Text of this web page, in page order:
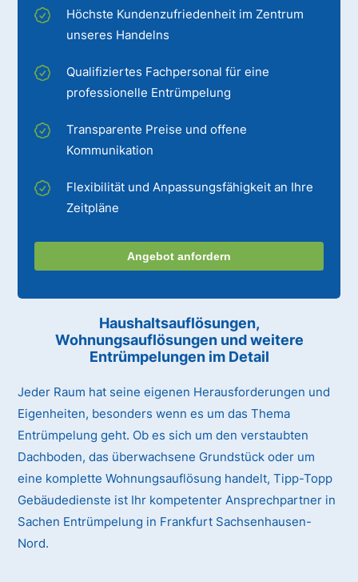
Höchste Kundenzufriedenheit im Zentrum
unseres Handelns
Qualifiziertes Fachpersonal für eine
professionelle Entrümpelung
Transparente Preise und offene
Kommunikation
Flexibilität und Anpassungsfähigkeit an Ihre
Zeitpläne
Angebot anfordern
Haushaltsauflösungen,
Wohnungsauflösungen und weitere
Entrümpelungen im Detail
Jeder Raum hat seine eigenen Herausforderungen und
Eigenheiten, besonders wenn es um das Thema
Entrümpelung geht. Ob es sich um den verstaubten
Dachboden, das überwachsene Grundstück oder um
eine komplette Wohnungsauflösung handelt, Tipp-Topp
Gebäudedienste ist Ihr kompetenter Ansprechpartner in
Sachen Entrümpelung in Frankfurt Sachsenhausen-
Nord.